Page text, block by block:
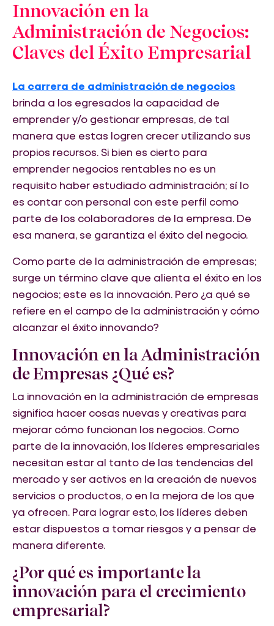
Innovación en la
Administración de Negocios:
Claves del Éxito Empresarial
La carrera de administración de negocios
brinda a los egresados la capacidad de
emprender y/o gestionar empresas, de tal
manera que estas logren crecer utilizando sus
propios recursos. Si bien es cierto para
emprender negocios rentables no es un
requisito haber estudiado administración; sí lo
es contar con personal con este perfil como
parte de los colaboradores de la empresa. De
esa manera, se garantiza el éxito del negocio.
Como parte de la administración de empresas;
surge un término clave que alienta el éxito en los
negocios; este es la innovación. Pero ¿a qué se
refiere en el campo de la administración y cómo
alcanzar el éxito innovando?
Innovación en la Administración
de Empresas ¿Qué es?
La innovación en la administración de empresas
significa hacer cosas nuevas y creativas para
mejorar cómo funcionan los negocios. Como
parte de la innovación, los líderes empresariales
necesitan estar al tanto de las tendencias del
mercado y ser activos en la creación de nuevos
servicios o productos, o en la mejora de los que
ya ofrecen. Para lograr esto, los líderes deben
estar dispuestos a tomar riesgos y a pensar de
manera diferente.
¿Por qué es importante la
innovación para el crecimiento
empresarial?